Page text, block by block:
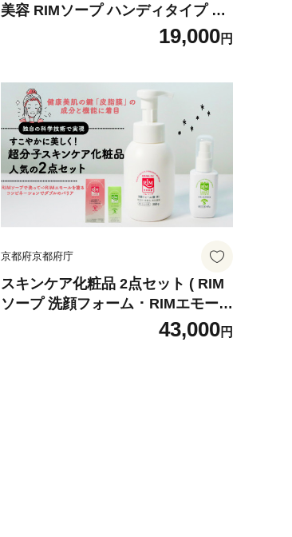
美容 RIMソープ ハンディタイプ 赤
ちゃん 子供 子ども ベイビー ベビー
ベビー用品 子育て 保湿 肌 スキンケ
料 化粧品 京都 精華町
19,000円
京都府京都府庁
スキンケア化粧品 2点セット ( RIM
ソープ 洗顔フォーム ･ RIMエモール
保湿オイル セット スキンケア グッ
ズ 赤ちゃん 子供 子ども ベイビー
43,000円